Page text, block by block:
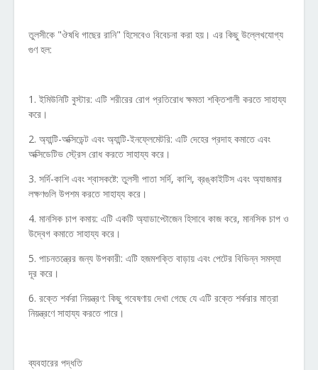
তুলসীকে "ঔষধি গাছের রানি" হিসেবেও বিবেচনা করা হয়। এর কিছু উল্লেখযোগ্য
গুণ হল:
1. ইমিউনিটি বুস্টার: এটি শরীরের রোগ প্রতিরোধ ক্ষমতা শক্তিশালী করতে সাহায্য
করে।
2. অ্যান্টি-অক্সিডেন্ট এবং অ্যান্টি-ইনফ্লেমেটরি: এটি দেহের প্রদাহ কমাতে এবং
অক্সিডেটিভ স্ট্রেস রোধ করতে সাহায্য করে।
3. সর্দি-কাশি এবং শ্বাসকষ্টে: তুলসী পাতা সর্দি, কাশি, ব্রঙ্কাইটিস এবং অ্যাজমার
লক্ষণগুলি উপশম করতে সাহায্য করে।
4. মানসিক চাপ কমায়: এটি একটি অ্যাডাপ্টোজেন হিসাবে কাজ করে, মানসিক চাপ ও
উদ্বেগ কমাতে সাহায্য করে।
5. পাচনতন্ত্রের জন্য উপকারী: এটি হজমশক্তি বাড়ায় এবং পেটের বিভিন্ন সমস্যা
দূর করে।
6. রক্তে শর্করা নিয়ন্ত্রণ: কিছু গবেষণায় দেখা গেছে যে এটি রক্তে শর্করার মাত্রা
নিয়ন্ত্রণে সাহায্য করতে পারে।
ব্যবহারের পদ্ধতি